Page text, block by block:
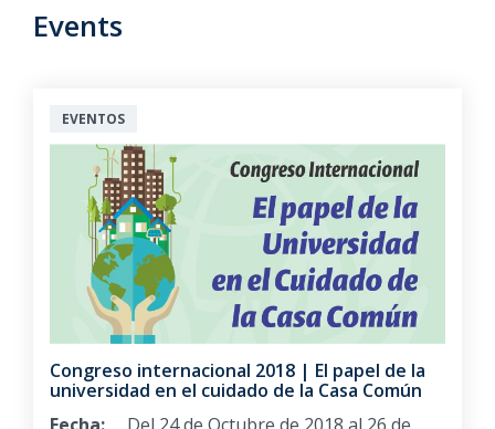
Events
EVENTOS
Congreso internacional 2018 | El papel de la
universidad en el cuidado de la Casa Común